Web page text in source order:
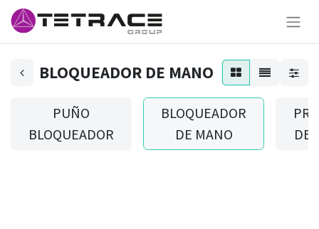
BLOQUEADOR DE MANO
PUÑO
BLOQUEADOR
BLOQUEADOR
DE MANO
DE